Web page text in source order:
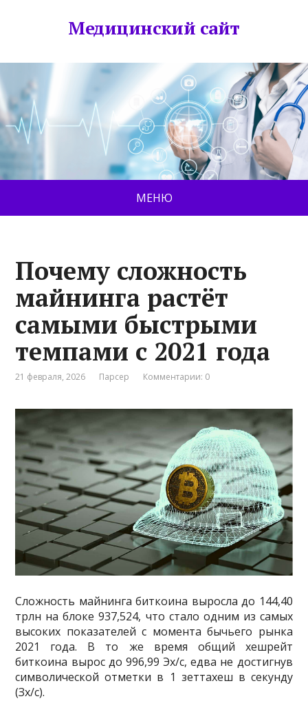
Медицинский сайт
МЕНЮ
Почему сложность
майнинга растёт
самыми быстрыми
темпами с 2021 года
21 февраля, 2026 Парсер Комментарии: 0
Сложность майнинга биткоина выросла до 144,40
трлн на блоке 937,524, что стало одним из самых
высоких показателей с момента бычьего рынка
2021 года. В то же время общий хешрейт
биткоина вырос до 996,99 Эх/с, едва не достигнув
символической отметки в 1 зеттахеш в секунду
(Зх/с).